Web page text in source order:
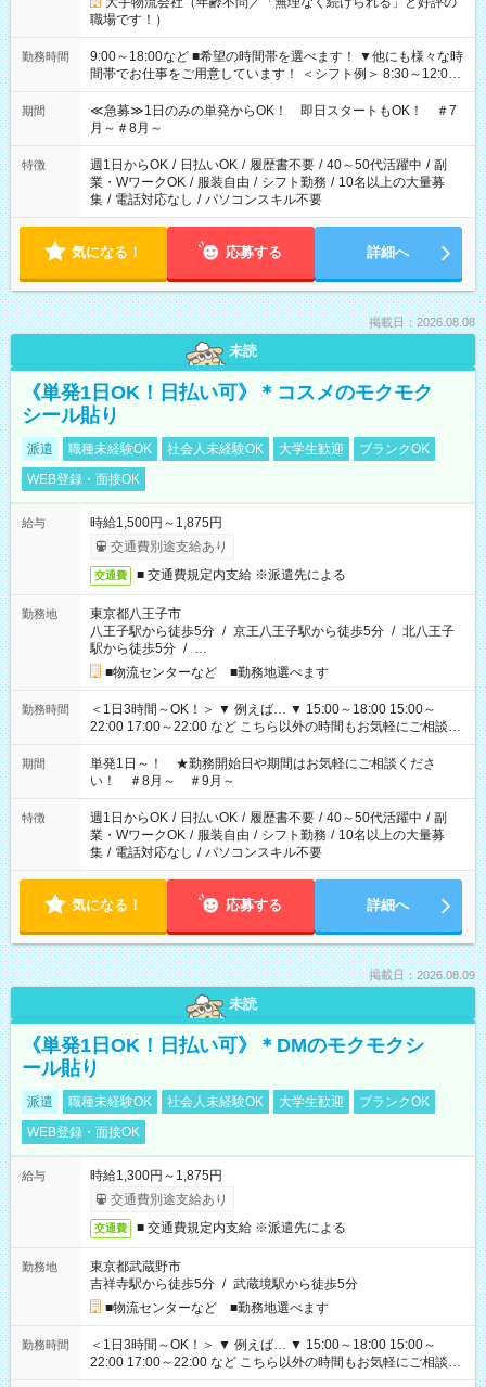
職場です！）
勤務時間
9:00～18:00など ■希望の時間帯を選べます！ ▼他にも様々な時
間帯でお仕事をご用意しています！ ＜シフト例＞ 8:30～12:00
17:00～22:00 13:00～22:00 22:00～翌6:00 など
期間
≪急募≫1日のみの単発からOK！ 即日スタートもOK！ ＃7
月～＃8月～
特徴 週1日からOK / 日払いOK / 履歴書不要 / 40～50代活躍中 / 副
業・WワークOK / 服装自由 / シフト勤務 / 10名以上の大量募
集 / 電話対応なし / パソコンスキル不要
気になる！ 応募する 詳細へ
掲載日：2026.08.08
未読
《単発1日OK！日払い可》＊コスメのモクモク
シール貼り
派遣 職種未経験OK 社会人未経験OK 大学生歓迎
ブランクOK
WEB登録・面接OK
給与
時給1,500円～1,875円
交通費別途支給あり
交通費 ■ 交通費規定内支給 ※派遣先による
勤務地
東京都八王子市
八王子駅から徒歩5分 / 京王八王子駅から徒歩5分 / 北八王子
駅から徒歩5分 / …
■物流センターなど ■勤務地選べます
勤務時間
＜1日3時間～OK！＞ ▼ 例えば… ▼ 15:00～18:00 15:00～
22:00 17:00～22:00 など こちら以外の時間もお気軽にご相談く
ださい！
期間
単発1日～！ ★勤務開始日や期間はお気軽にご相談くださ
い！ ＃8月～ ＃9月～
特徴 週1日からOK / 日払いOK / 履歴書不要 / 40～50代活躍中 / 副
業・WワークOK / 服装自由 / シフト勤務 / 10名以上の大量募
集 / 電話対応なし / パソコンスキル不要
気になる！ 応募する 詳細へ
掲載日：2026.08.09
未読
《単発1日OK！日払い可》＊DMのモクモクシ
ール貼り
派遣 職種未経験OK 社会人未経験OK 大学生歓迎
ブランクOK
WEB登録・面接OK
給与
時給1,300円～1,875円
交通費別途支給あり
交通費 ■ 交通費規定内支給 ※派遣先による
勤務地
東京都武蔵野市
吉祥寺駅から徒歩5分 / 武蔵境駅から徒歩5分
■物流センターなど ■勤務地選べます
勤務時間
＜1日3時間～OK！＞ ▼ 例えば… ▼ 15:00～18:00 15:00～
22:00 17:00～22:00 など こちら以外の時間もお気軽にご相談く
ださい！